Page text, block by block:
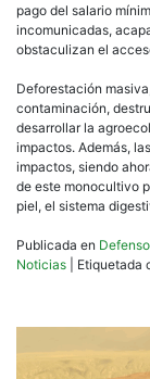
pago del salario
incomunicadas,
obstaculizan el
Deforestación
contaminación,
desarrollar la
impactos. Además,
impactos, siendo
de este monocultivo
piel, el sistema
Publicada en
Noticias
Etiquetada